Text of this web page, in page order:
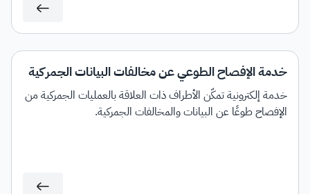
خدمة الإفصاح الطوعي عن مخالفات البيانات الجمركية
خدمة إلكترونية تمكّن الأطراف ذات العلاقة بالعمليات الجمركية من
الإفصاح طوعًا عن البيانات والمخالفات الجمركية.